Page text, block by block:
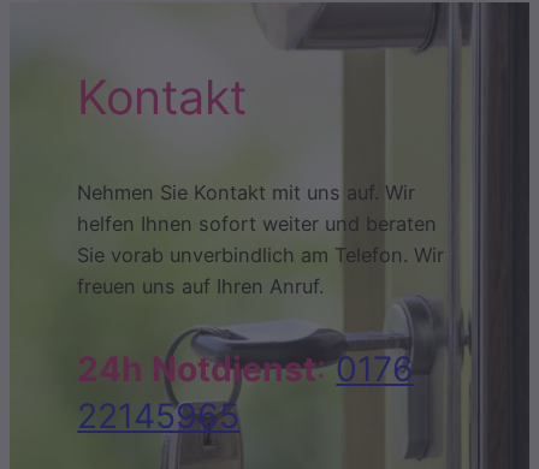
Kontakt
Nehmen Sie Kontakt mit uns auf. Wir
helfen Ihnen sofort weiter und beraten
Sie vorab unverbindlich am Telefon. Wir
freuen uns auf Ihren Anruf.
24h Notdienst:0176
22145965